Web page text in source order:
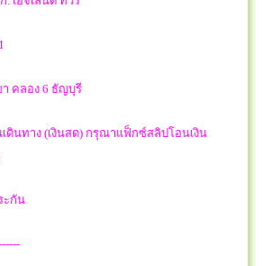
คลอง 6 ธัญบุรี
ดินทาง (เงินสด) กรุณาแฟ็กซ์สลิปโอนเงิน
ะกัน